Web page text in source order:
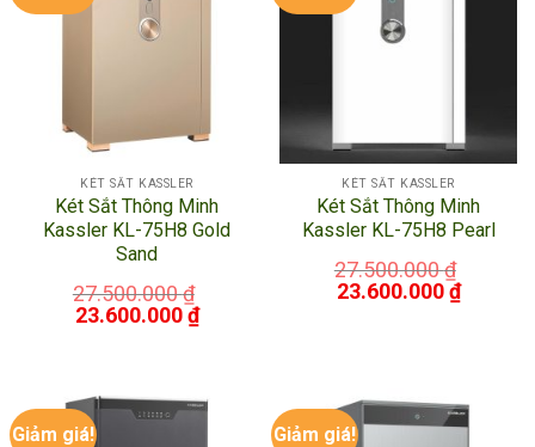
KÉT SẮT KASSLER
Két Sắt Thông Minh
Kassler KL-75H8 Gold
Sand
27.500.000₫
23.600.000₫
KÉT SẮT KASSLER
Két Sắt Thông Minh
Kassler KL-75H8 Pearl
27.500.000₫
23.600.000₫
Giảm giá! Giảm giá!